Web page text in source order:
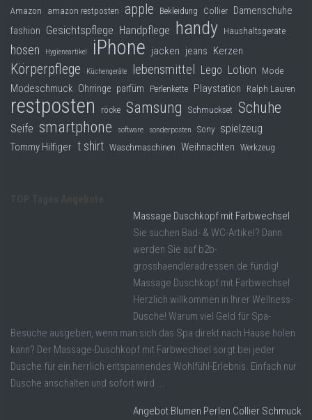
Amazon amazon restposten apple Bekleidung Collier Damenschuhe
fashion Gesichtspflege Handpflege handy Haushaltsgeräte
hosen Hygieneartikel iPhone jacken jeans Kerzen
Körperpflege Küchengeräte lebensmittel Lego Lotion Mode
Modeschmuck Ohrringe parfüm Perlenkette Playstation Ralph Lauren
restposten röcke Samsung Schmuckset Schuhe
Seife smartphone software sonderposten Sony spielzeug
Tommy Hilfiger t shirt Waschmaschinen Weihnachten Werkzeug
Massage Duschkopf mit Farbwechsel
Sie suchen Bad- & WC-Artikel? Dann
werden Sie auf b2b-
grosshaendleradressen.de fündig!
Massage Duschkopf mit Farbwechsel
Herzlich willkommen in Ihrer Wellness-
Dusche! Warum viel Geld für Spa-
Besuche ausgeben, wenn man sich das Spa direkt nach Hause holen
kann? Der Massage-Duschkopf mit Farbwechsel sorgt bei jeder
Dusche für ein herrlich entspannendes Wohlfühl-Erlebnis. Einfach nur
Dusche anschalten und sofort wird ...
Angebot Blumen Perlen Collier Schmuck